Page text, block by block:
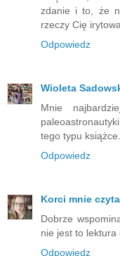
zdanie i to, że
rzeczy Cię
Odpowiedz
Wioleta
Mnie
tego typu książce.
Odpowiedz
Korci mnie
Dobrze
nie jest to lektura
Odpowiedz